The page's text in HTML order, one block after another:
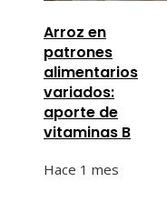
Arroz en
patrones
alimentarios
variados:
aporte de
vitaminas B
Hace 1 mes